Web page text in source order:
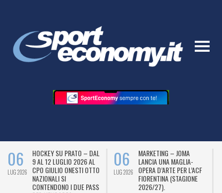
PRATO – DAL
2026 AL
ONESTI OTTO
I DUE PASS
06
LUG 2026
MARKETING – JOMA
LANCIA UNA MAGLIA-
OPERA D’ARTE PER L’ACF
FIORENTINA (STAGIONE
2026/27).
05
LUG 2026
DOMENICA
ASCOLTI
IL TENNIS
DELLO